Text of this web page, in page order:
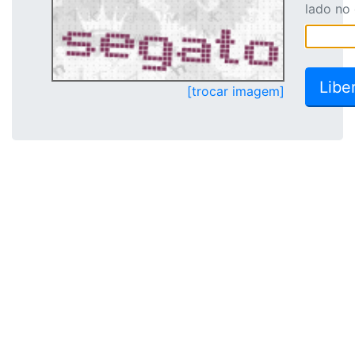
[trocar imagem]
lado no